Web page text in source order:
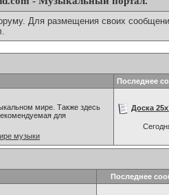
Для размещения своих
Последнее
мире. Также здесь
для
музыки
Доска
Последнее